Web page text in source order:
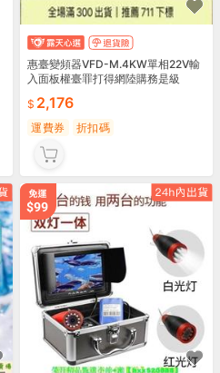
惠臺變頻器VFD-M.4KW單相22V輸
入面板權臺罪打得網陸購務是級
2,176
運費券 折扣碼